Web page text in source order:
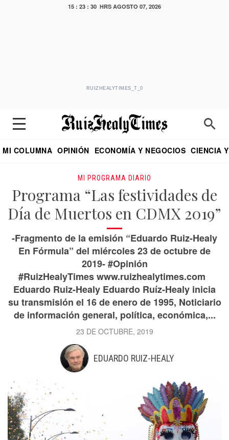
15 : 23 : 30 HRS AGOSTO 07, 2026
RUIZHEALYTIMES_T_0
MI COLUMNA OPINIÓN ECONOMÍA Y NEGOCIOS CIENCIA
MI PROGRAMA DIARIO
Programa “Las festividades de
Día de Muertos en CDMX 2019”
-Fragmento de la emisión “Eduardo Ruiz-Healy
En Fórmula” del miércoles 23 de octubre de
2019- #Opinión
#RuizHealyTimes www.ruizhealytimes.com
Eduardo Ruiz-Healy Eduardo Ruíz-Healy inicia
su transmisión el 16 de enero de 1995, Noticiario
de información general, política, económica,...
23 DE OCTUBRE, 2019
EDUARDO RUIZ-HEALY